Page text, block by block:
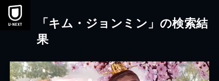
本文へスキップ
「キム・ジョンミン」の検索結
果